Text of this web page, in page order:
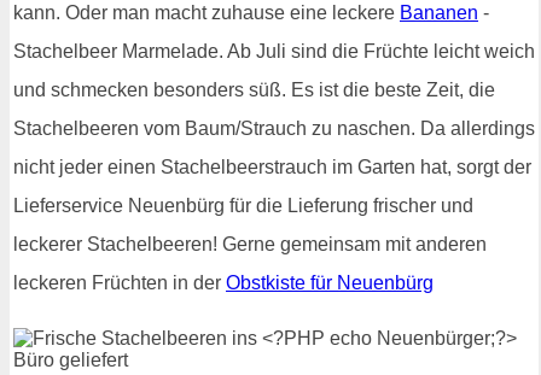
kann. Oder man macht zuhause eine leckere Bananen -
Stachelbeer Marmelade. Ab Juli sind die Früchte leicht weich
und schmecken besonders süß. Es ist die beste Zeit, die
Stachelbeeren vom Baum/Strauch zu naschen. Da allerdings
nicht jeder einen Stachelbeerstrauch im Garten hat, sorgt der
Lieferservice Neuenbürg für die Lieferung frischer und
leckerer Stachelbeeren! Gerne gemeinsam mit anderen
leckeren Früchten in der Obstkiste für Neuenbürg